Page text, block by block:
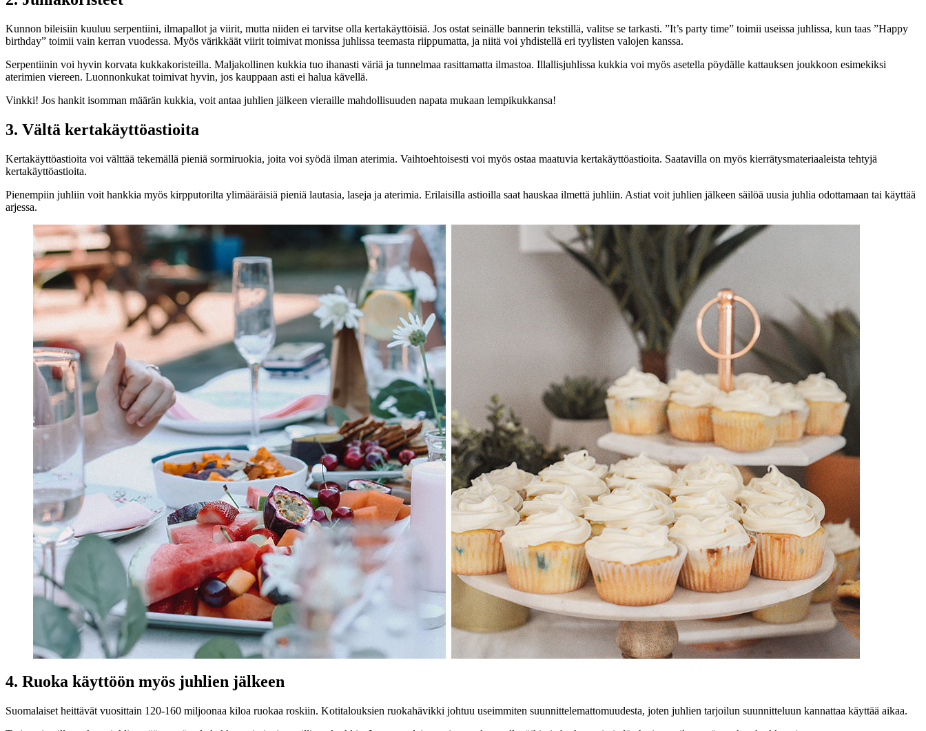
Kunnon bileisiin kuuluu serpentiini, ilmapallot ja viirit, mutta niiden ei tarvitse olla kertakäyttöisiä. Jos ostat seinälle bannerin tekstillä, valitse se tarkasti. ”It’s party time” toimii useissa juhlissa, kun taas ”Happy
birthday” toimii vain kerran vuodessa. Myös värikkäät viirit toimivat monissa juhlissa teemasta riippumatta, ja niitä voi yhdistellä eri tyylisten valojen kanssa.
Serpentiinin voi hyvin korvata kukkakoristeilla. Maljakollinen kukkia tuo ihanasti väriä ja tunnelmaa rasittamatta ilmastoa. Illallisjuhlissa kukkia voi myös asetella pöydälle kattauksen joukkoon esimekiksi
aterimien viereen. Luonnonkukat toimivat hyvin, jos kauppaan asti ei halua kävellä.
Vinkki! Jos hankit isomman määrän kukkia, voit antaa juhlien jälkeen vieraille mahdollisuuden napata mukaan lempikukkansa!
3. Vältä kertakäyttöastioita
Kertakäyttöastioita voi välttää tekemällä pieniä sormiruokia, joita voi syödä ilman aterimia. Vaihtoehtoisesti voi myös ostaa maatuvia kertakäyttöastioita. Saatavilla on myös kierrätysmateriaaleista tehtyjä
kertakäyttöastioita.
Pienempiin juhliin voit hankkia myös kirpputorilta ylimääräisiä pieniä lautasia, laseja ja aterimia. Erilaisilla astioilla saat hauskaa ilmettä juhliin. Astiat voit juhlien jälkeen säilöä uusia juhlia odottamaan tai käyttää
arjessa.
4. Ruoka käyttöön myös juhlien jälkeen
Suomalaiset heittävät vuosittain 120-160 miljoonaa kiloa ruokaa roskiin. Kotitalouksien ruokahävikki johtuu useimmiten suunnittelemattomuudesta, joten juhlien tarjoilun suunnitteluun kannattaa käyttää aikaa.